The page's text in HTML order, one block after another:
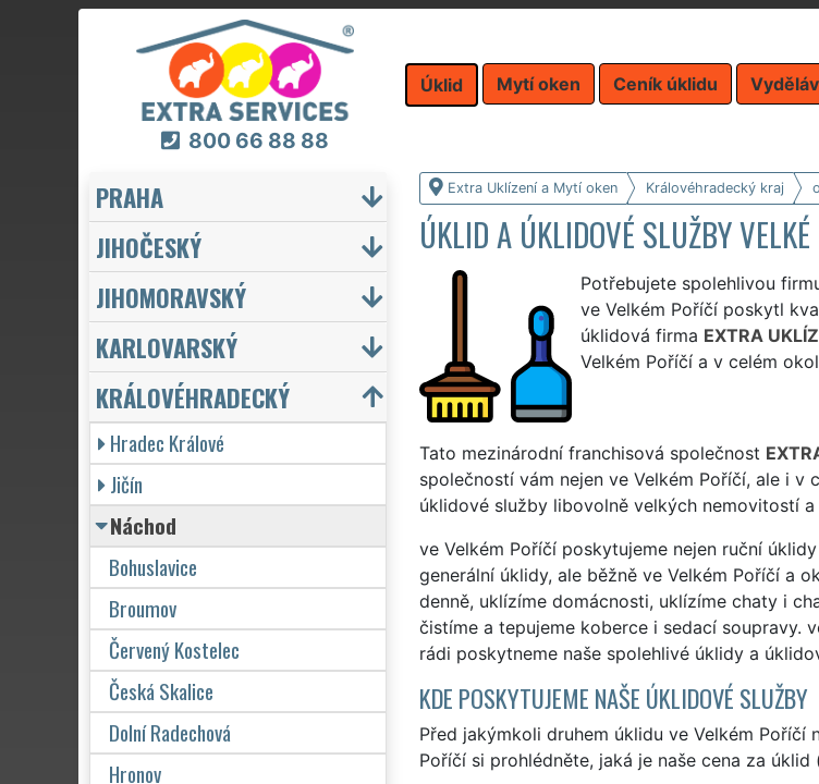
800 66 88 88
Úklid Mytí oken Ceník úklidu
Extra Uklízení a Mytí oken Královéhradecký kraj
ÚKLID A ÚKLIDOVÉ SLUŽBY
Potřebujete spolehlivou
ve Velkém Poříčí poskytl
úklidová firma EXTRA
Velkém Poříčí a v celém
Tato mezinárodní franchisová společnost
společností vám nejen ve Velkém Poříčí, ale i
úklidové služby libovolně velkých nemovitostí
ve Velkém Poříčí poskytujeme nejen ruční
generální úklidy, ale běžně ve Velkém Poříčí a
denně, uklízíme domácnosti, uklízíme chaty i
čistíme a tepujeme koberce i sedací soupravy.
rádi poskytneme naše spolehlivé úklidy a
KDE POSKYTUJEME NAŠE ÚKLIDOVÉ SLUŽBY
Před jakýmkoli druhem úklidu ve Velkém Poříčí
Poříčí si prohlédněte, jaká je naše cena za úklid
PRAHA
JIHOČESKÝ
JIHOMORAVSKÝ
KARLOVARSKÝ
KRÁLOVÉHRADECKÝ
Hradec Králové
Jičín
Náchod
Bohuslavice
Broumov
Červený Kostelec
Česká Skalice
Dolní Radechová
Hronov